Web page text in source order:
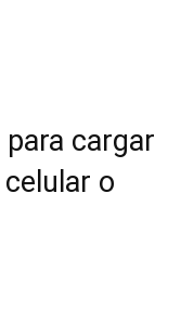
cargar
o